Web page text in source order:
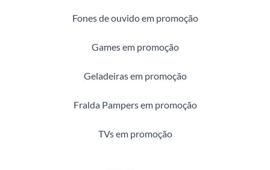
Fones de ouvido em promoção
Games em promoção
Geladeiras em promoção
Fralda Pampers em promoção
TVs em promoção